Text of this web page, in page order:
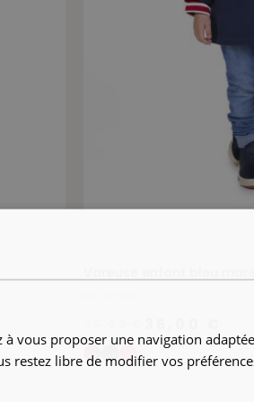
+3
à vous proposer une navigation
restez libre de modifier vos